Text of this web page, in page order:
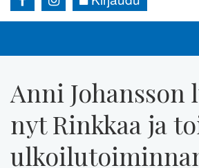
Anni Johansson
nyt Rinkkaa ja